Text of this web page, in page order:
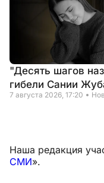
"Десять шагов
гибели Сании
7 августа 2026, 17:20
Наша редакция
СМИ».